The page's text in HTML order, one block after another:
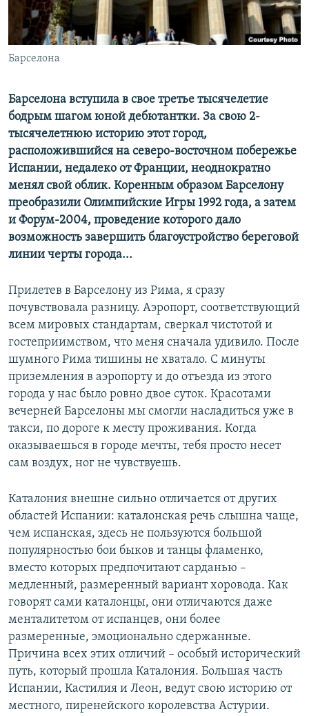
Барселона
Барселона вступила в свое третье тысячелетие
бодрым шагом юной дебютантки. За свою 2-
тысячелетнюю историю этот город,
расположившийся на северо-восточном побережье
Испании, недалеко от Франции, неоднократно
менял свой облик. Коренным образом Барселону
преобразили Олимпийские Игры 1992 года, а затем
и Форум-2004, проведение которого дало
возможность завершить благоустройство береговой
линии черты города...
Прилетев в Барселону из Рима, я сразу
почувствовала разницу. Аэропорт, соответствующий
всем мировых стандартам, сверкал чистотой и
гостеприимством, что меня сначала удивило. После
шумного Рима тишины не хватало. С минуты
приземления в аэропорту и до отъезда из этого
города у нас было ровно двое суток. Красотами
вечерней Барселоны мы смогли насладиться уже в
такси, по дороге к месту проживания. Когда
оказываешься в городе мечты, тебя просто несет
сам воздух, ног не чувствуешь.
Каталония внешне сильно отличается от других
областей Испании: каталонская речь слышна чаще,
чем испанская, здесь не пользуются большой
популярностью бои быков и танцы фламенко,
вместо которых предпочитают сарданью –
медленный, размеренный вариант хоровода. Как
говорят сами каталонцы, они отличаются даже
менталитетом от испанцев, они более
размеренные, эмоционально сдержанные.
Причина всех этих отличий – особый исторический
путь, который прошла Каталония. Большая часть
Испании, Кастилия и Леон, ведут свою историю от
местного, пиренейского королевства Астурии.